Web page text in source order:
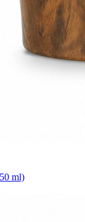
ml)